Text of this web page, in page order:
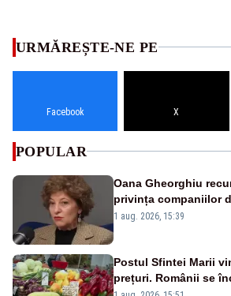
URMĂREȘTE-NE PE
Facebook X
POPULAR
Oana Gheorghiu
privința companiilor
mare tâmpenie a fost
1 aug. 2026, 15:39
Postul Sfintei Marii
prețuri. Românii se
costă mâncarea de zi